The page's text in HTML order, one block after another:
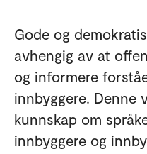
Gode og
avhengig av at
og informere
innbyggere. Denne
kunnskap om
innbyggere og